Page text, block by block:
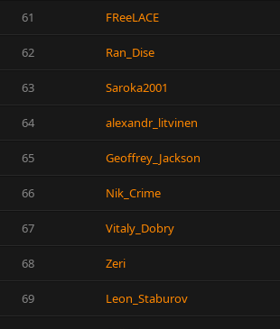
61 FReeLACE
62 Ran_Dise
63 Saroka2001
64 alexandr_litvinen
65 Geoffrey_Jackson
66 Nik_Crime
67 Vitaly_Dobry
68 Zeri
69 Leon_Staburov